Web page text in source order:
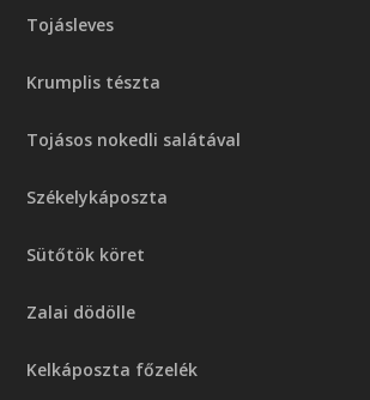
Tojásleves
Krumplis tészta
Tojásos nokedli salátával
Székelykáposzta
Sütőtök köret
Zalai dödölle
Kelkáposzta főzelék